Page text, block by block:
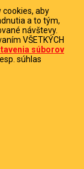
vyhradené.
cookies, aby
a to tým,
návštevy.
VŠETKÝCH
súborov
súhlas